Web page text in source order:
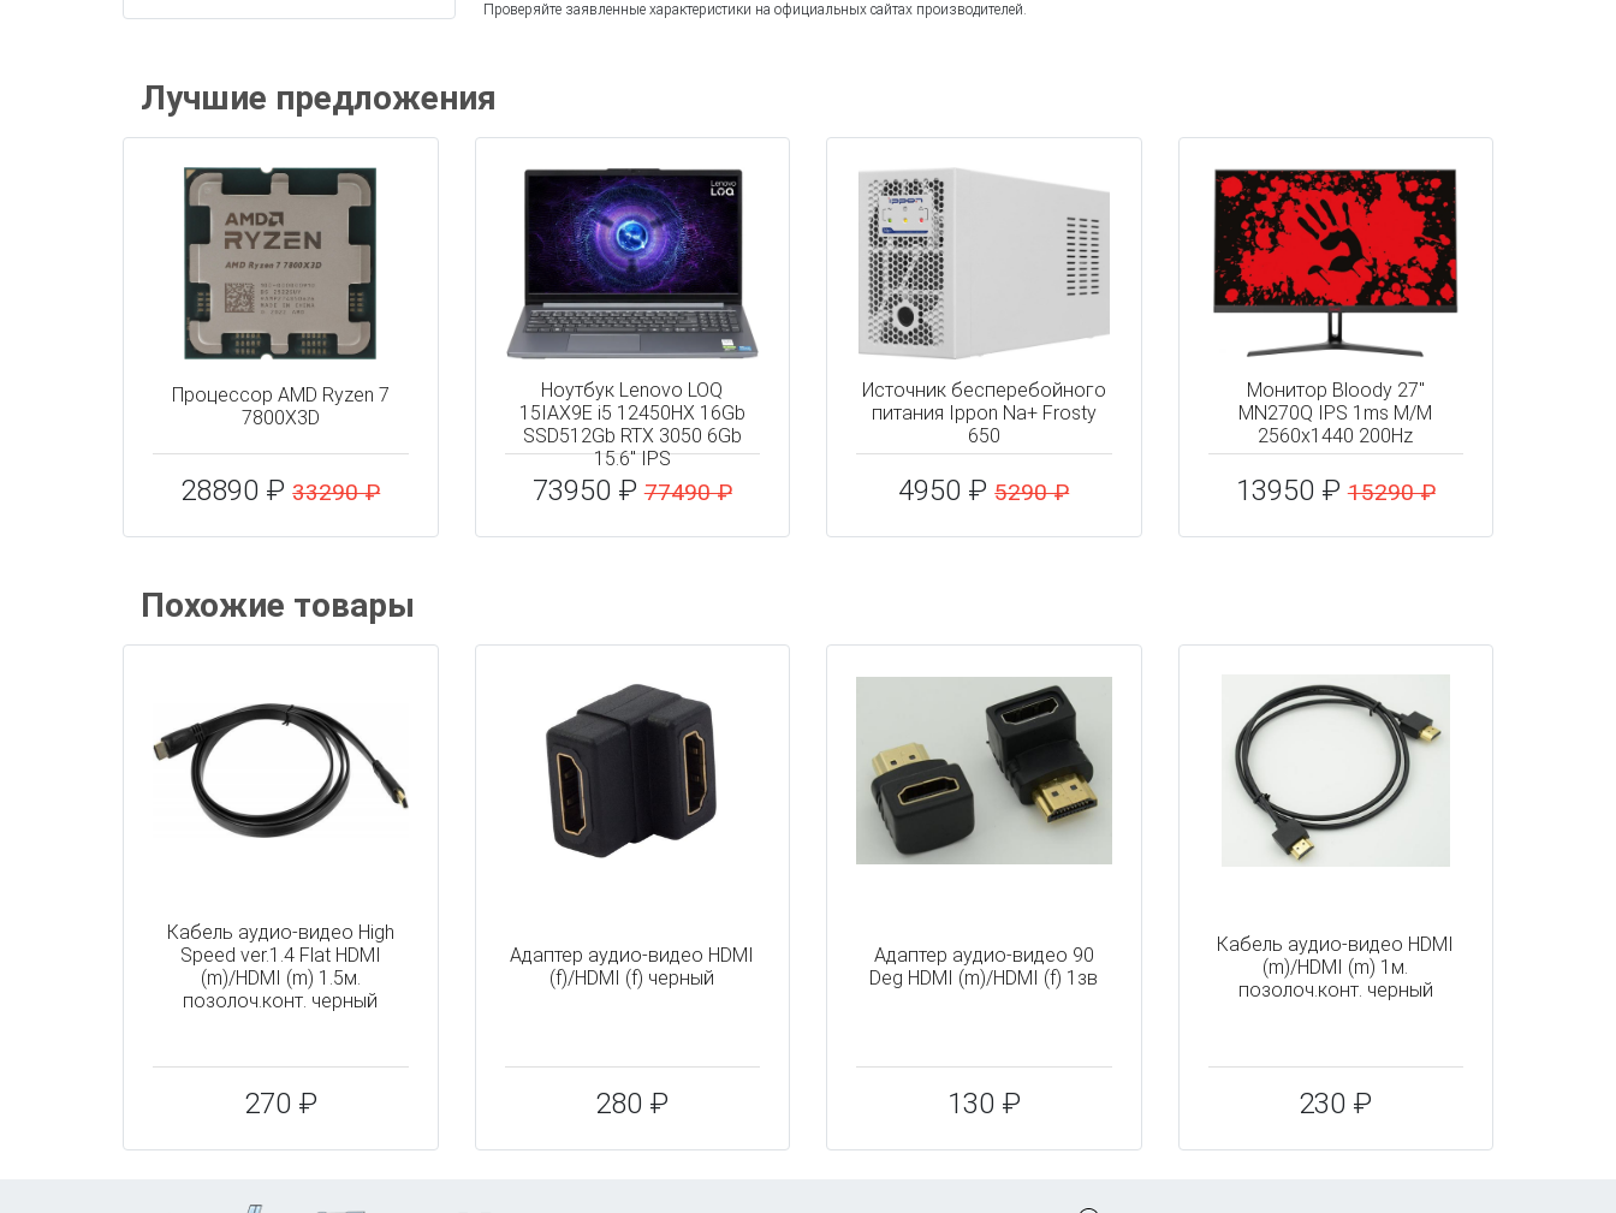
Проверяйте заявленные характеристики на официальных сайтах производителей.
Лучшие предложения
Процессор AMD Ryzen 7
7800X3D
28890 ₽33290 ₽
Ноутбук Lenovo LOQ
15IAX9E i5 12450HX 16Gb
SSD512Gb RTX 3050 6Gb
15.6" IPS
73950 ₽77490 ₽
Источник бесперебойного
питания Ippon Na+ Frosty
650
4950 ₽5290 ₽
Монитор Bloody 27"
MN270Q IPS 1ms M/M
2560x1440 200Hz
13950 ₽15290 ₽
Похожие товары
Кабель аудио-видео High
Speed ver.1.4 Flat HDMI
(m)/HDMI (m) 1.5м.
позолоч.конт. черный
270 ₽
Адаптер аудио-видео HDMI
(f)/HDMI (f) черный
280 ₽
Адаптер аудио-видео 90
Deg HDMI (m)/HDMI (f) 1зв
130 ₽
Кабель аудио-видео HDMI
(m)/HDMI (m) 1м.
позолоч.конт. черный
230 ₽